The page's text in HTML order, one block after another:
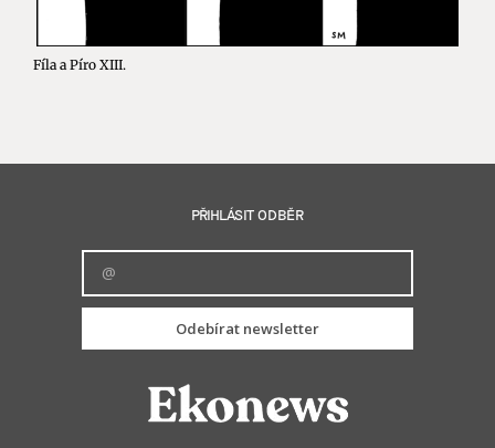
Fíla a Píro XIII.
PŘIHLÁSIT ODBĚR
Odebírat newsletter